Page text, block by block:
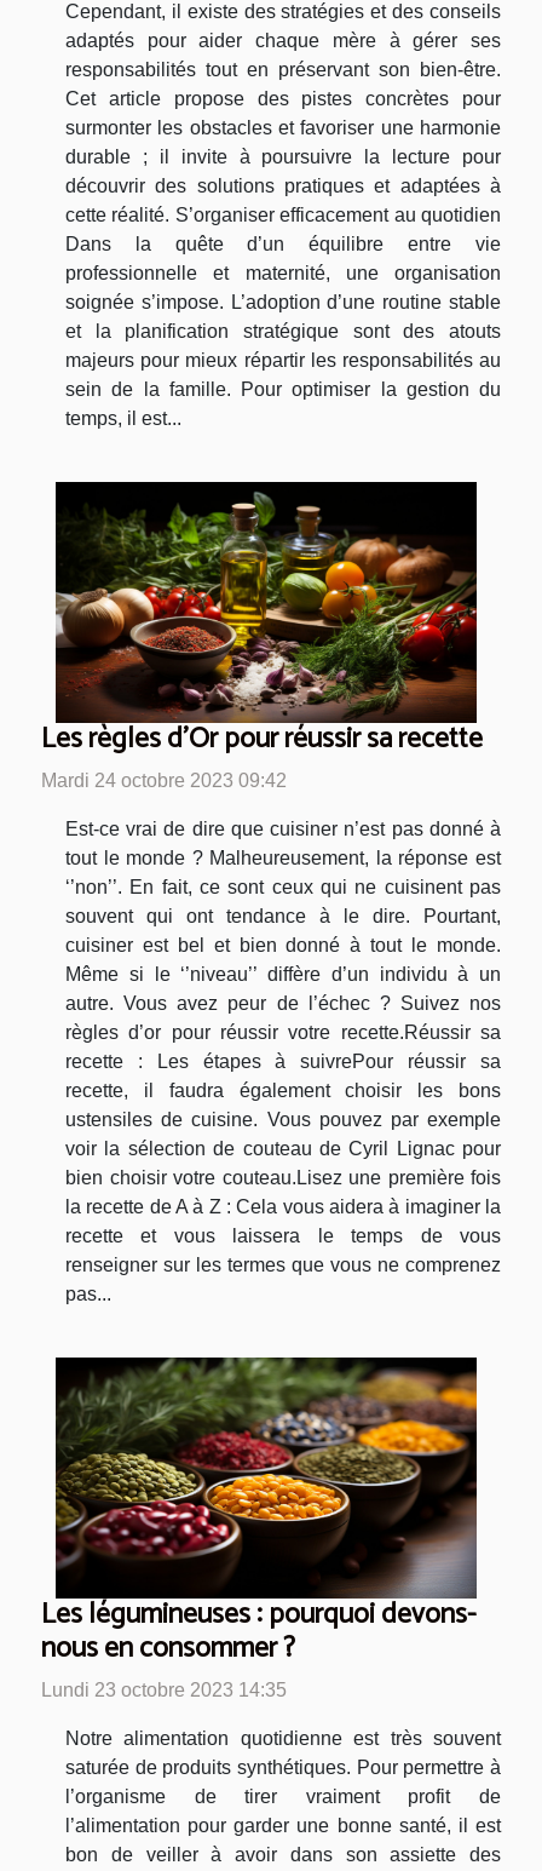
Cependant, il existe des stratégies et des conseils
adaptés pour aider chaque mère à gérer ses
responsabilités tout en préservant son bien-être.
Cet article propose des pistes concrètes pour
surmonter les obstacles et favoriser une harmonie
durable ; il invite à poursuivre la lecture pour
découvrir des solutions pratiques et adaptées à
cette réalité. S’organiser efficacement au quotidien
Dans la quête d’un équilibre entre vie
professionnelle et maternité, une organisation
soignée s’impose. L’adoption d’une routine stable
et la planification stratégique sont des atouts
majeurs pour mieux répartir les responsabilités au
sein de la famille. Pour optimiser la gestion du
temps, il est...
Les règles d’Or pour réussir sa recette
Mardi 24 octobre 2023 09:42
Est-ce vrai de dire que cuisiner n’est pas donné à
tout le monde ? Malheureusement, la réponse est
‘’non’’. En fait, ce sont ceux qui ne cuisinent pas
souvent qui ont tendance à le dire. Pourtant,
cuisiner est bel et bien donné à tout le monde.
Même si le ‘’niveau’’ diffère d’un individu à un
autre. Vous avez peur de l’échec ? Suivez nos
règles d’or pour réussir votre recette.Réussir sa
recette : Les étapes à suivrePour réussir sa
recette, il faudra également choisir les bons
ustensiles de cuisine. Vous pouvez par exemple
voir la sélection de couteau de Cyril Lignac pour
bien choisir votre couteau.Lisez une première fois
la recette de A à Z : Cela vous aidera à imaginer la
recette et vous laissera le temps de vous
renseigner sur les termes que vous ne comprenez
pas...
Les légumineuses : pourquoi devons-
nous en consommer ?
Lundi 23 octobre 2023 14:35
Notre alimentation quotidienne est très souvent
saturée de produits synthétiques. Pour permettre à
l’organisme de tirer vraiment profit de
l’alimentation pour garder une bonne santé, il est
bon de veiller à avoir dans son assiette des